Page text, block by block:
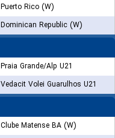
Puerto Rico (W)
Dominican Republic (W)
Praia Grande/Alp U21
Vedacit Volei Guarulhos U21
Clube Matense BA (W)